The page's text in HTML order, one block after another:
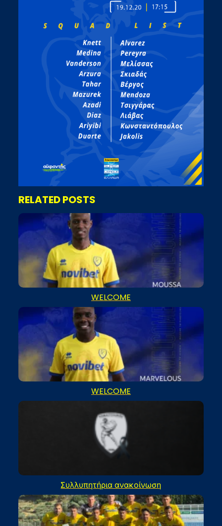
RELATED POSTS
WELCOME
WELCOME
Συλλυπητήρια ανακοίνωση